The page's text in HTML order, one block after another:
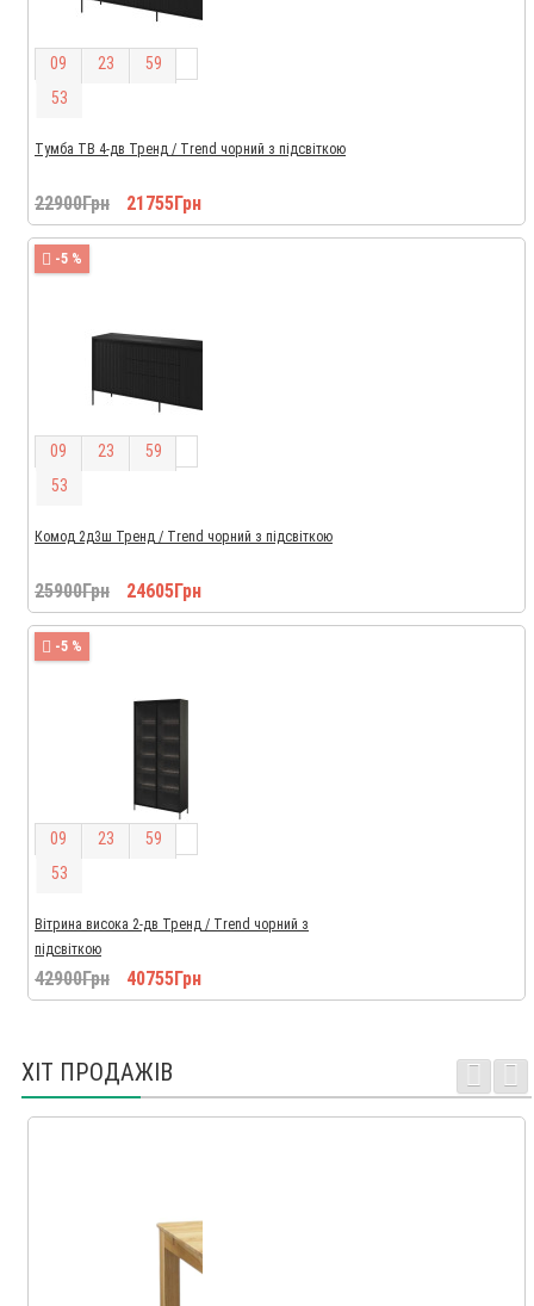
09 23 59
52
Тумба ТВ 4-дв Тренд / Trend чорний з підсвіткою
22900Грн 21755Грн
-5 %
09 23 59
52
Комод 2д3ш Тренд / Trend чорний з підсвіткою
25900Грн 24605Грн
-5 %
09 23 59
52
Вітрина висока 2-дв Тренд / Trend чорний з
підсвіткою
42900Грн 40755Грн
ХІТ ПРОДАЖІВ